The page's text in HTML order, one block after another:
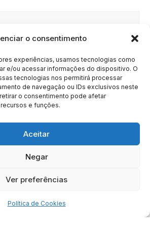
o consentimento
experiências, usamos tecnologias como
e/ou acessar informações do dispositivo. O
tecnologias nos permitirá processar
de navegação ou IDs exclusivos neste
o consentimento pode afetar
e funções.
Aceitar
Negar
Ver preferências
Política de Cookies
BRASIL
© 2020 - 2023 | Arresala Noticias™